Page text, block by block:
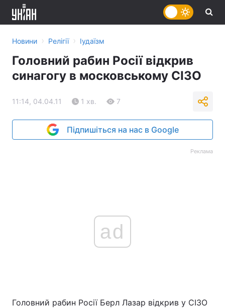
Новини › Релігії › Іудаїзм
Головний рабин Росії відкрив
синагогу в московському СІЗО
11:14, 04.04.11 1 хв. 7
Підпишіться на нас в Google
Реклама
ad
Головний рабин Росії Берл Лазар відкрив у СІЗО